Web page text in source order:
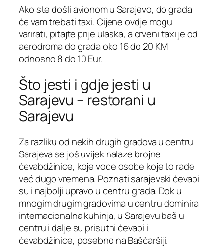
Ako ste došli avionom u Sarajevo, do grada
će vam trebati taxi. Cijene ovdje mogu
varirati, pitajte prije ulaska, a crveni taxi je od
aerodroma do grada oko 16 do 20 KM
odnosno 8 do 10 Eur.
Što jesti i gdje jesti u
Sarajevu – restorani u
Sarajevu
Za razliku od nekih drugih gradova u centru
Sarajeva se još uvijek nalaze brojne
ćevabdžinice, koje vode osobe koje to rade
već dugo vremena. Poznati sarajevski ćevapi
su i najbolji upravo u centru grada. Dok u
mnogim drugim gradovima u centru dominira
internacionalna kuhinja, u Sarajevu baš u
centru i dalje su prisutni ćevapi i
ćevabdžinice, posebno na Baščaršiji.